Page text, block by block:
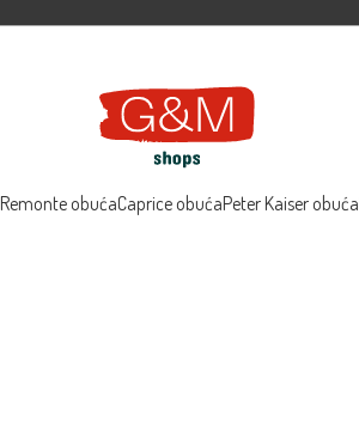
Remonte obućaCaprice obućaPeter Kaiser obuća